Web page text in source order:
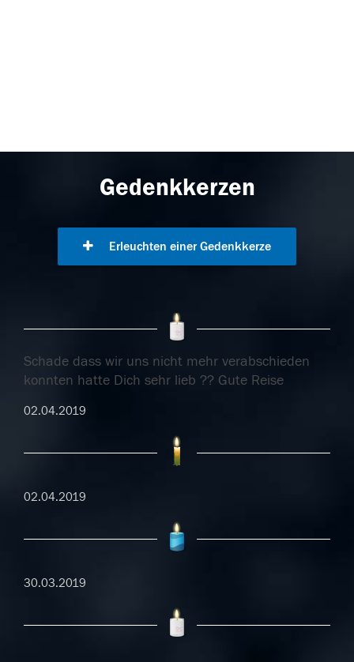
Gedenkkerzen
Erleuchten einer Gedenkkerze
Schade dass wir uns nicht mehr verabschieden
konnten hatte Dich sehr lieb ?? Gute Reise
02.04.2019
02.04.2019
30.03.2019